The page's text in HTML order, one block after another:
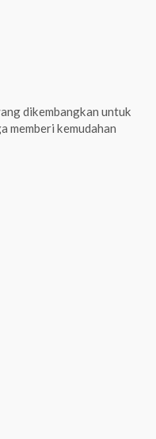
dikembangkan untuk
memberi kemudahan